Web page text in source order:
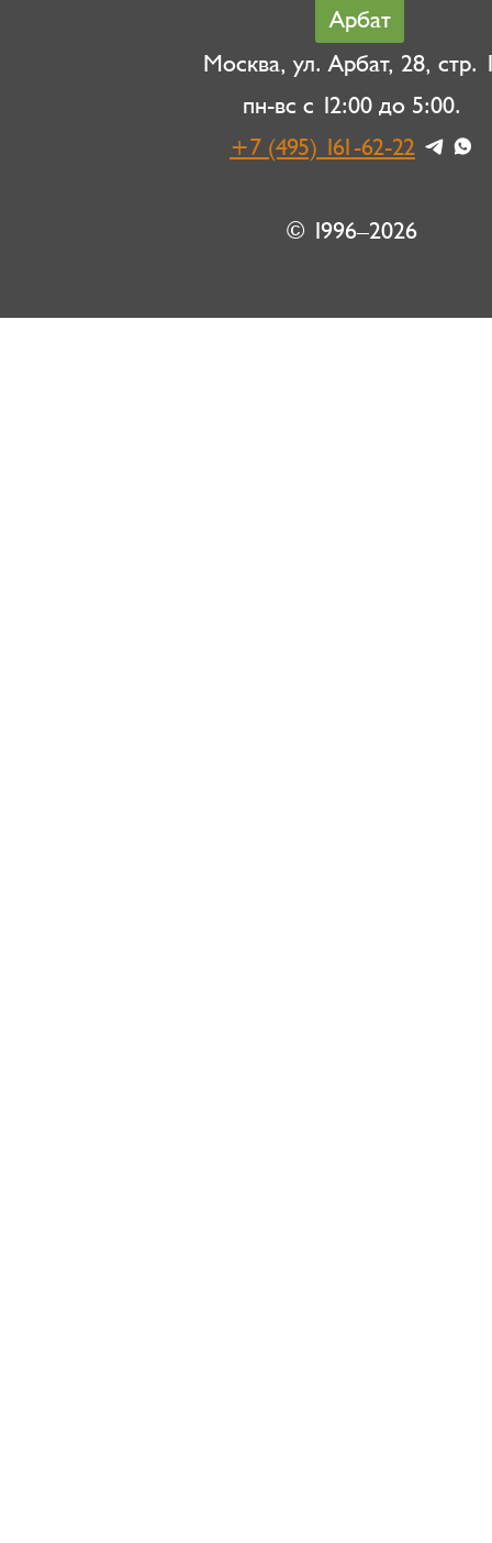
Арбат
Москва, ул. Арбат, 28, стр.
пн-вс с 12:00 до 5:00.
+7 (495) 161-62-22
© 1996–2026